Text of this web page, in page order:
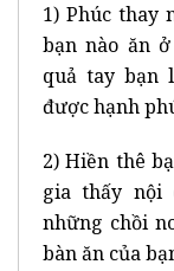
1) Phúc thay
bạn nào ăn
quả tay bạn
được hạnh
2) Hiền thê
gia thấy nội
những chồi
bàn ăn của